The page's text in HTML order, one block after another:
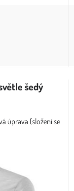
šedý
úprava (složení se